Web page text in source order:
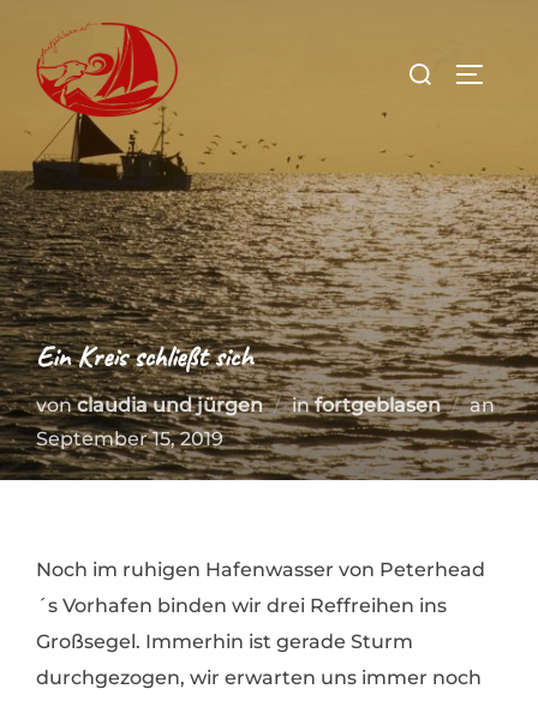
Inhalt
springen
Suchen
Ein Kreis schließt sich
vonclaudia und jürgen infortgeblasen an
am
September 15, 2019
Noch im ruhigen Hafenwasser von Peterhead
´s Vorhafen binden wir drei Reffreihen ins
Großsegel. Immerhin ist gerade Sturm
durchgezogen, wir erwarten uns immer noch